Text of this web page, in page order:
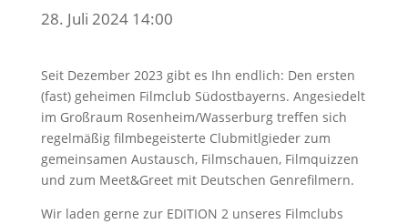
28. Juli 2024 14:00
Seit Dezember 2023 gibt es Ihn endlich: Den ersten
(fast) geheimen Filmclub Südostbayerns. Angesiedelt
im Großraum Rosenheim/Wasserburg treffen sich
regelmäßig filmbegeisterte Clubmitlgieder zum
gemeinsamen Austausch, Filmschauen, Filmquizzen
und zum Meet&Greet mit Deutschen Genrefilmern.
Wir laden gerne zur EDITION 2 unseres Filmclubs